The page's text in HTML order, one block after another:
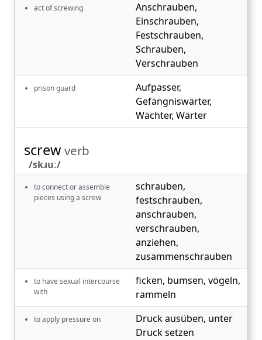
act of screwing Anschrauben,
Einschrauben,
Festschrauben,
Schrauben,
Verschrauben
prison guard Aufpasser,
Gefängniswärter,
Wächter, Wärter
screw verb
/skɹuː/
to connect or assemble
pieces using a screw
schrauben,
festschrauben,
anschrauben,
verschrauben,
anziehen,
zusammenschrauben
to have sexual intercourse
with
ficken, bumsen, vögeln,
rammeln
to apply pressure on Druck ausüben, unter
Druck setzen